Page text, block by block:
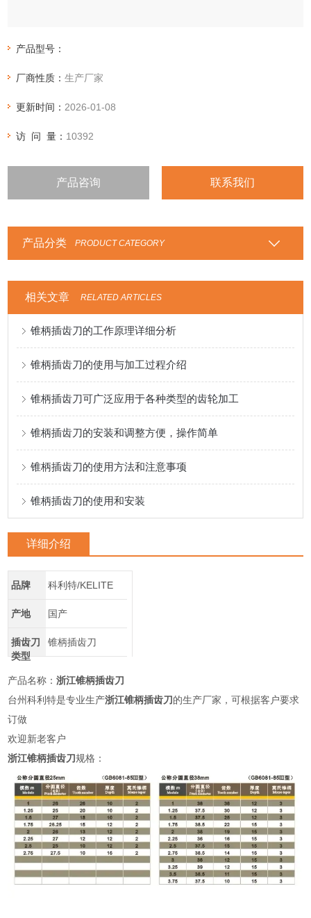
产品型号：
厂商性质：生产厂家
更新时间： 2026-01-08
访 问 量： 10392
产品咨询 联系我们
产品分类 PRODUCT CATEGORY
相关文章 RELATED ARTICLES
锥柄插齿刀的工作原理详细分析
锥柄插齿刀的使用与加工过程介绍
锥柄插齿刀可广泛应用于各种类型的齿轮加工
锥柄插齿刀的安装和调整方便，操作简单
锥柄插齿刀的使用方法和注意事项
锥柄插齿刀的使用和安装
详细介绍
品牌 科利特/KELITE
产地 国产
插齿刀
类型
锥柄插齿刀
产品名称：浙江锥柄插齿刀
台州科利特是专业生产浙江锥柄插齿刀的生产厂家，可根据客户要求
订做
欢迎新老客户
浙江锥柄插齿刀规格：